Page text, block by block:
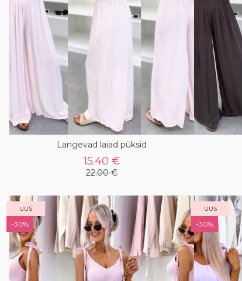
Langevad laiad püksid
15.40 €
22.00 €
UUS
-30%
UUS
-30%